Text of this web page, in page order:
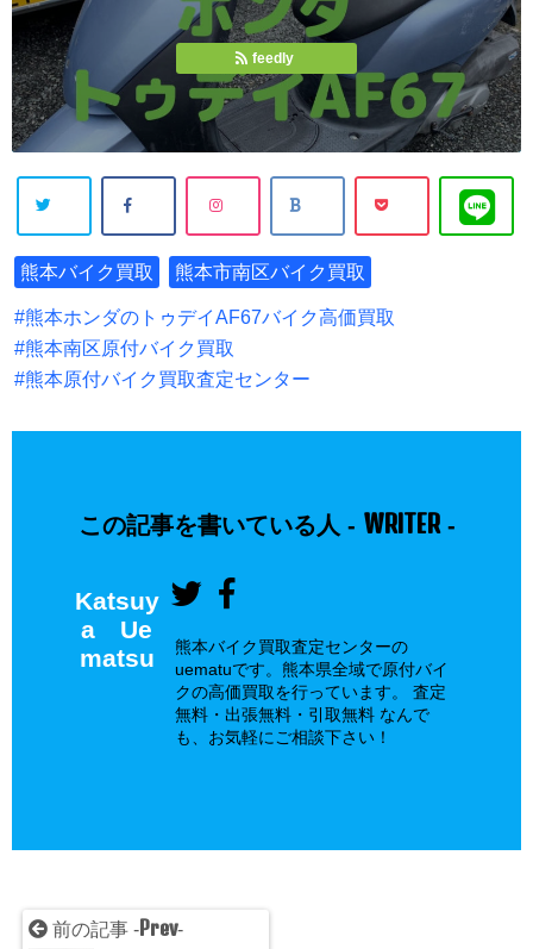
feedly
熊本バイク買取 熊本市南区バイク買取
熊本ホンダのトゥデイAF67バイク高価買取
熊本南区原付バイク買取
熊本原付バイク買取査定センター
この記事を書いている人 - WRITER-
Katsuy
a Ue
matsu
熊本バイク買取査定センターの
uematuです。熊本県全域で原付バイ
クの高価買取を行っています。 査定
無料・出張無料・引取無料 なんで
も、お気軽にご相談下さい！
前の記事 - Prev-